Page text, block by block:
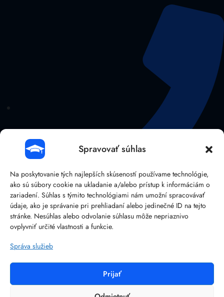
Spravovať súhlas
Na poskytovanie tých najlepších skúseností používame technológie,
ako sú súbory cookie na ukladanie a/alebo prístup k informáciám o
zariadení. Súhlas s týmito technológiami nám umožní spracovávať
údaje, ako je správanie pri prehliadaní alebo jedinečné ID na tejto
stránke. Nesúhlas alebo odvolanie súhlasu môže nepriaznivo
ovplyvniť určité vlastnosti a funkcie.
Správa služieb
Prijať
041/38 107 14
BRAIN:IT – Reliable IT solutions.